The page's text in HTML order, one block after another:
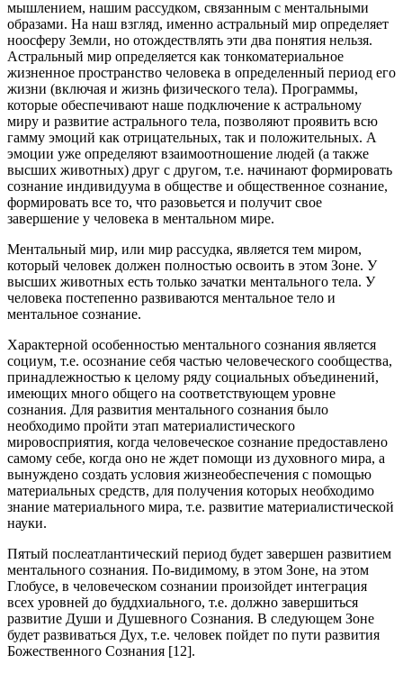
мышлением, нашим рассудком, связанным с ментальными
образами. На наш взгляд, именно астральный мир определяет
ноосферу Земли, но отождествлять эти два понятия нельзя.
Астральный мир определяется как тонкоматериальное
жизненное пространство человека в определенный период его
жизни (включая и жизнь физического тела). Программы,
которые обеспечивают наше подключение к астральному
миру и развитие астрального тела, позволяют проявить всю
гамму эмоций как отрицательных, так и положительных. А
эмоции уже определяют взаимоотношение людей (а также
высших животных) друг с другом, т.е. начинают формировать
сознание индивидуума в обществе и общественное сознание,
формировать все то, что разовьется и получит свое
завершение у человека в ментальном мире.
Ментальный мир, или мир рассудка, является тем миром,
который человек должен полностью освоить в этом Зоне. У
высших животных есть только зачатки ментального тела. У
человека постепенно развиваются ментальное тело и
ментальное сознание.
Характерной особенностью ментального сознания является
социум, т.е. осознание себя частью человеческого сообщества,
принадлежностью к целому ряду социальных объединений,
имеющих много общего на соответствующем уровне
сознания. Для развития ментального сознания было
необходимо пройти этап материалистического
мировосприятия, когда человеческое сознание предоставлено
самому себе, когда оно не ждет помощи из духовного мира, а
вынуждено создать условия жизнеобеспечения с помощью
материальных средств, для получения которых необходимо
знание материального мира, т.е. развитие материалистической
науки.
Пятый послеатлантический период будет завершен развитием
ментального сознания. По-видимому, в этом Зоне, на этом
Глобусе, в человеческом сознании произойдет интеграция
всех уровней до буддхиального, т.е. должно завершиться
развитие Души и Душевного Сознания. В следующем Зоне
будет развиваться Дух, т.е. человек пойдет по пути развития
Божественного Сознания [12].